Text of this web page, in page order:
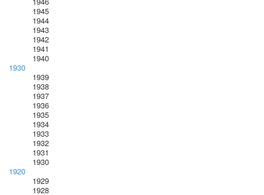
1945
1944
1943
1942
1941
1940
1930
1939
1938
1937
1936
1935
1934
1933
1932
1931
1930
1920
1929
1928